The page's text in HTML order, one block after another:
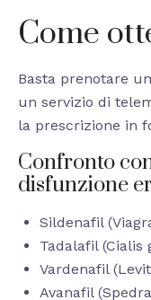
Come
Basta prenotare
un servizio di
la prescrizione in
Confronto
disfunzione
Sildenafil
Tadalafil (Cialis
Vardenafil
Avanafil